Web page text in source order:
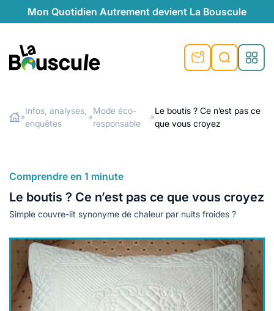
Mon Quotidien Autrement devient La Bouscule
au naturel
végétariennes
locales
plus de recyclage
durables
beauté naturelle
naturel
de recyclage
témoignages
saison
responsables
douce
Rechercher
»
Infos, analyses,
enquêtes
»
Mode éco-
responsable
»
Le boutis ? Ce n’est pas ce
que vous croyez
Comprendre en 1 minute
Le boutis ? Ce n’est pas ce que vous croyez
Simple couvre-lit synonyme de chaleur par nuits froides ?